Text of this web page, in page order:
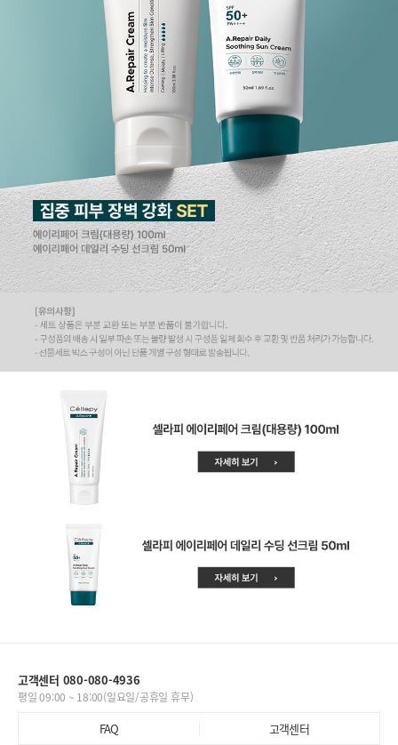
고객센터 080-080-4936
평일 09:00 ~ 18:00(일요일/공휴일 휴무)
FAQ 고객센터